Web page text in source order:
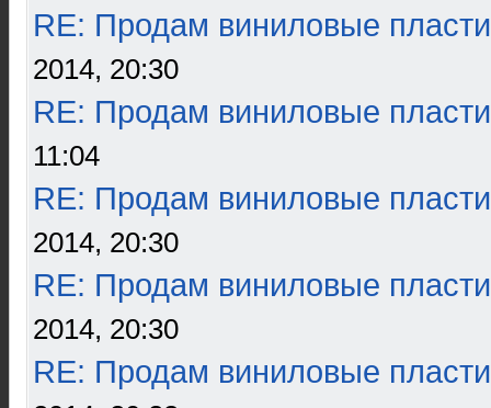
RE: Продам виниловые
2014, 20:30
RE: Продам виниловые
11:04
RE: Продам виниловые
2014, 20:30
RE: Продам виниловые
2014, 20:30
RE: Продам виниловые